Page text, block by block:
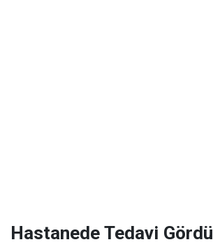
Hastanede Tedavi Gördü